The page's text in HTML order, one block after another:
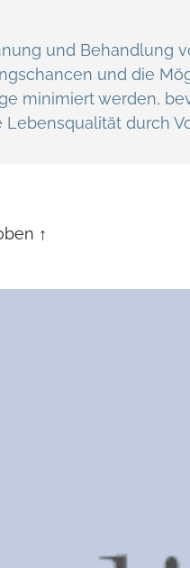
und Behandlung
und die
minimiert werden,
durch
↑